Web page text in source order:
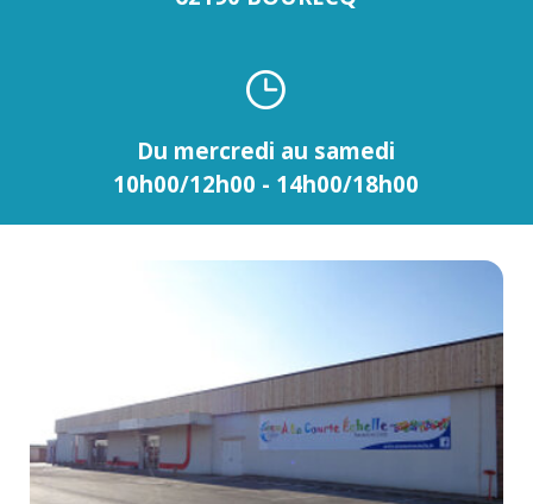
Du mercredi au samedi
10h00/12h00 - 14h00/18h00